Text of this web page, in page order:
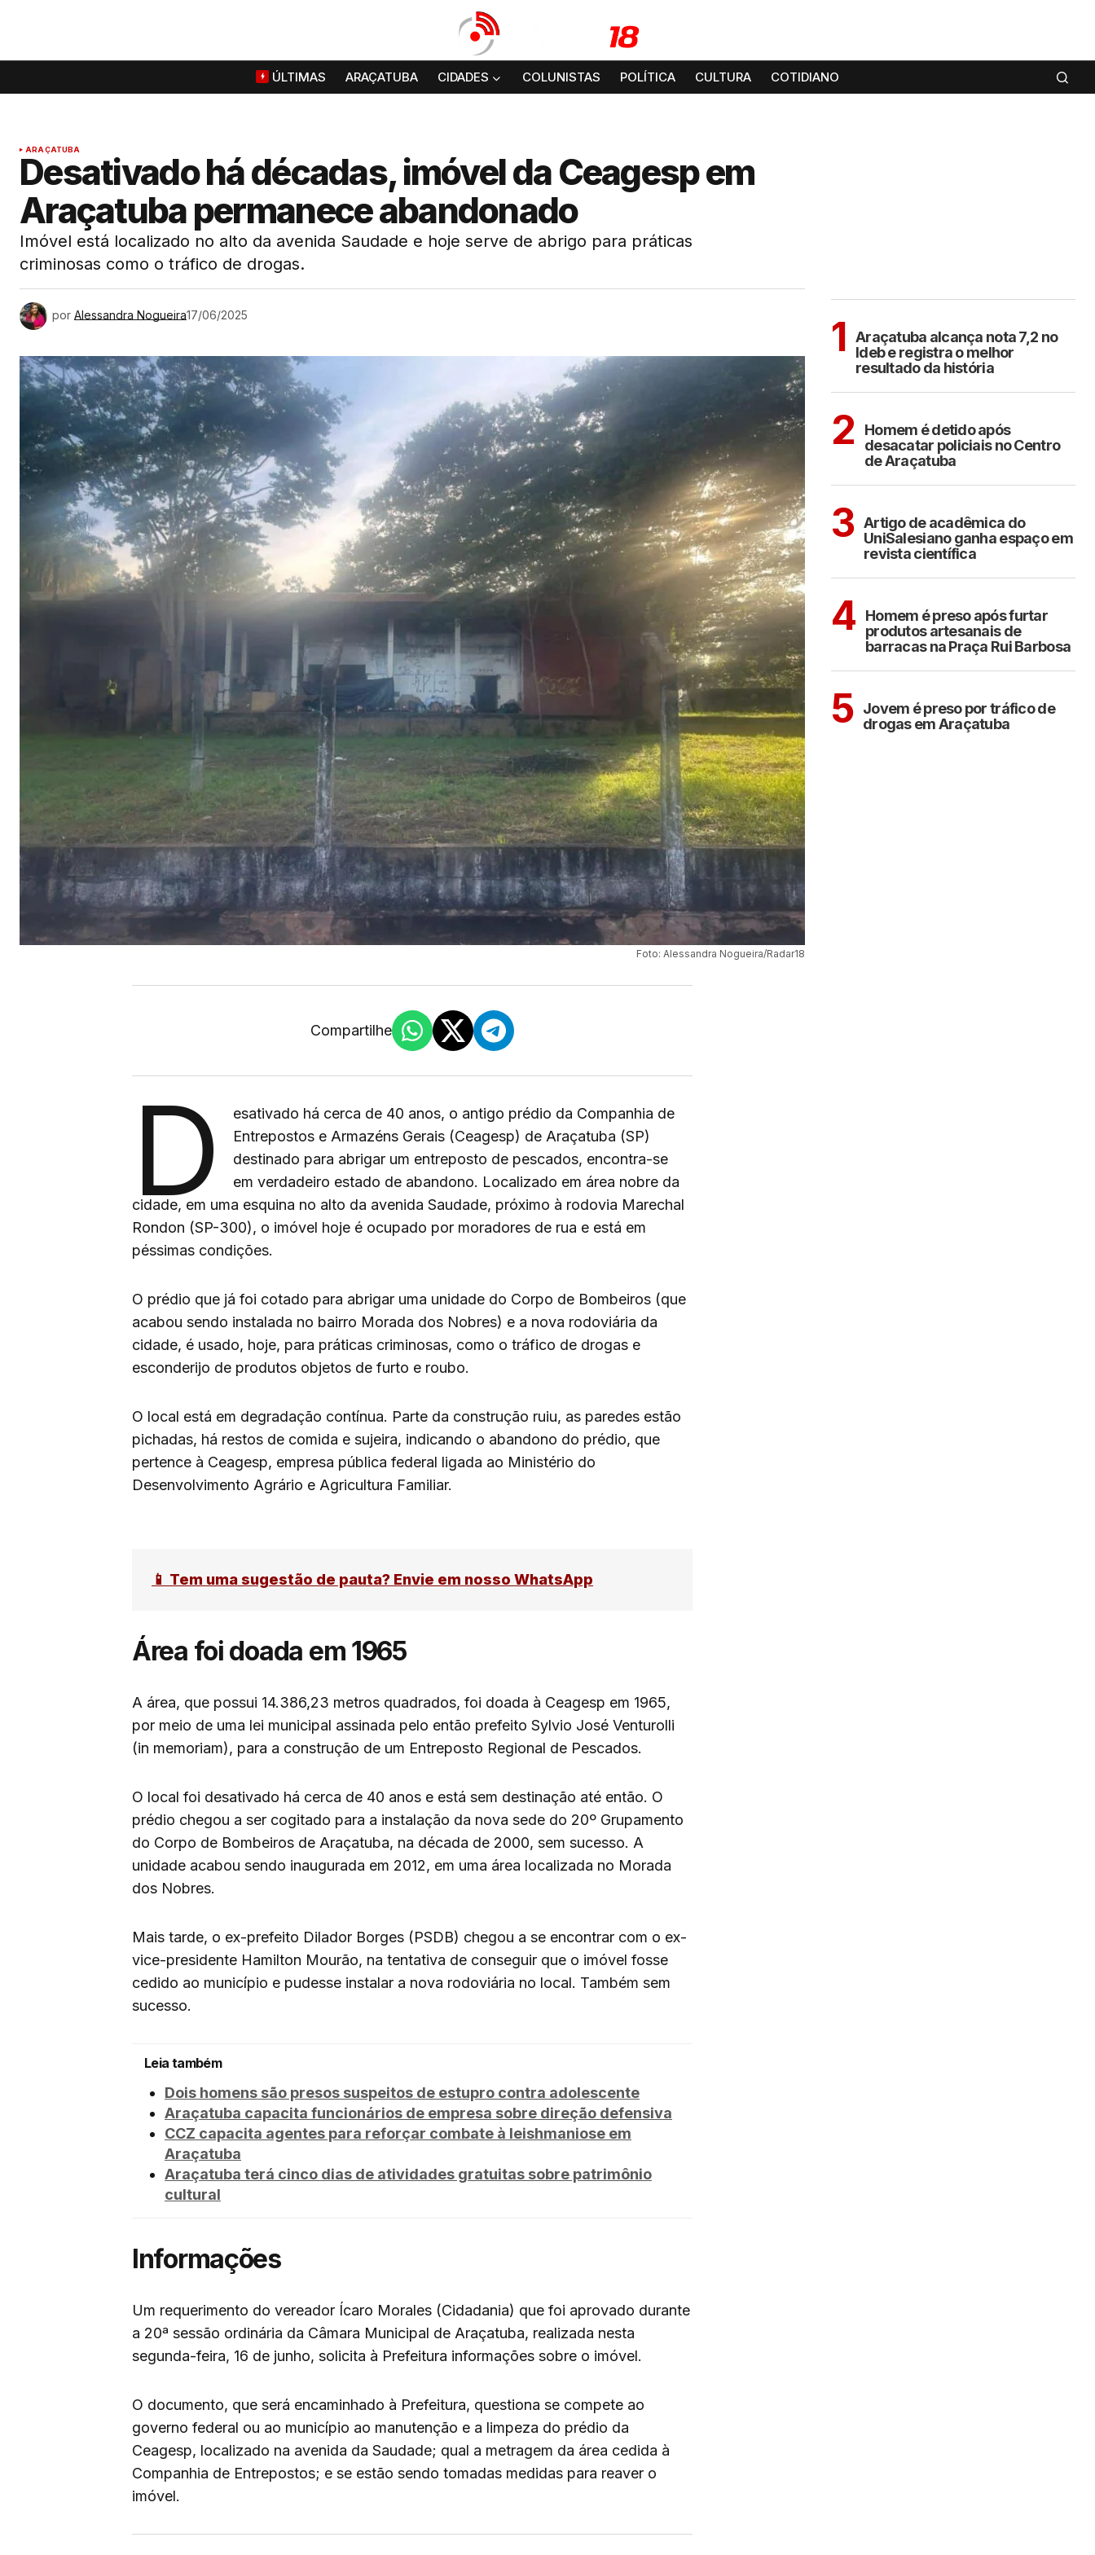
ÚLTIMAS ARAÇATUBA CIDADES COLUNISTAS POLÍTICA CULTURA COTIDIANO
ARAÇATUBA
Desativado há décadas, imóvel da Ceagesp em
Araçatuba permanece abandonado
Imóvel está localizado no alto da avenida Saudade e hoje serve de abrigo para práticas
criminosas como o tráfico de drogas.
por Alessandra Nogueira17/06/2025
Foto: Alessandra Nogueira/Radar18
Compartilhe
D
esativado há cerca de 40 anos, o antigo prédio da Companhia de
Entrepostos e Armazéns Gerais (Ceagesp) de Araçatuba (SP)
destinado para abrigar um entreposto de pescados, encontra-se
em verdadeiro estado de abandono. Localizado em área nobre da
cidade, em uma esquina no alto da avenida Saudade, próximo à rodovia Marechal
Rondon (SP-300), o imóvel hoje é ocupado por moradores de rua e está em
péssimas condições.
O prédio que já foi cotado para abrigar uma unidade do Corpo de Bombeiros (que
acabou sendo instalada no bairro Morada dos Nobres) e a nova rodoviária da
cidade, é usado, hoje, para práticas criminosas, como o tráfico de drogas e
esconderijo de produtos objetos de furto e roubo.
O local está em degradação contínua. Parte da construção ruiu, as paredes estão
pichadas, há restos de comida e sujeira, indicando o abandono do prédio, que
pertence à Ceagesp, empresa pública federal ligada ao Ministério do
Desenvolvimento Agrário e Agricultura Familiar.
📱 Tem uma sugestão de pauta? Envie em nosso WhatsApp
Área foi doada em 1965
A área, que possui 14.386,23 metros quadrados, foi doada à Ceagesp em 1965,
por meio de uma lei municipal assinada pelo então prefeito Sylvio José Venturolli
(in memoriam), para a construção de um Entreposto Regional de Pescados.
O local foi desativado há cerca de 40 anos e está sem destinação até então. O
prédio chegou a ser cogitado para a instalação da nova sede do 20º Grupamento
do Corpo de Bombeiros de Araçatuba, na década de 2000, sem sucesso. A
unidade acabou sendo inaugurada em 2012, em uma área localizada no Morada
dos Nobres.
Mais tarde, o ex-prefeito Dilador Borges (PSDB) chegou a se encontrar com o ex-
vice-presidente Hamilton Mourão, na tentativa de conseguir que o imóvel fosse
cedido ao município e pudesse instalar a nova rodoviária no local. Também sem
sucesso.
Leia também
Dois homens são presos suspeitos de estupro contra adolescente
Araçatuba capacita funcionários de empresa sobre direção defensiva
CCZ capacita agentes para reforçar combate à leishmaniose em
Araçatuba
Araçatuba terá cinco dias de atividades gratuitas sobre patrimônio
cultural
Informações
Um requerimento do vereador Ícaro Morales (Cidadania) que foi aprovado durante
a 20ª sessão ordinária da Câmara Municipal de Araçatuba, realizada nesta
segunda-feira, 16 de junho, solicita à Prefeitura informações sobre o imóvel.
O documento, que será encaminhado à Prefeitura, questiona se compete ao
governo federal ou ao município ao manutenção e a limpeza do prédio da
Ceagesp, localizado na avenida da Saudade; qual a metragem da área cedida à
Companhia de Entrepostos; e se estão sendo tomadas medidas para reaver o
imóvel.
1 Araçatuba alcança nota 7,2 no
Ideb e registra o melhor
resultado da história
2
Homem é detido após
desacatar policiais no Centro
de Araçatuba
3 Artigo de acadêmica do
UniSalesiano ganha espaço em
revista científica
4
Homem é preso após furtar
produtos artesanais de
barracas na Praça Rui Barbosa
5 Jovem é preso por tráfico de
drogas em Araçatuba